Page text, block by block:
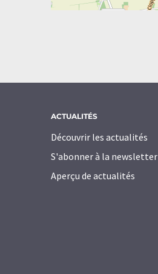
ACTUALITÉS
Découvrir les actualités
S'abonner à la newsletter
Aperçu de actualités